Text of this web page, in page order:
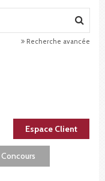
Recherche avancée
Espace Client
Concours